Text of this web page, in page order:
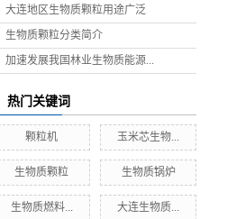
大连地区生物质颗粒用途广泛
生物质颗粒分类简介
加速发展我国林业生物质能源...
热门关键词
颗粒机 玉米芯生物...
生物质颗粒 生物质锅炉
生物质燃料... 大连生物质...